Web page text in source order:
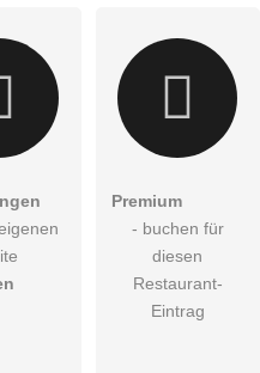
Premium
- buchen für
diesen
Restaurant-
Eintrag